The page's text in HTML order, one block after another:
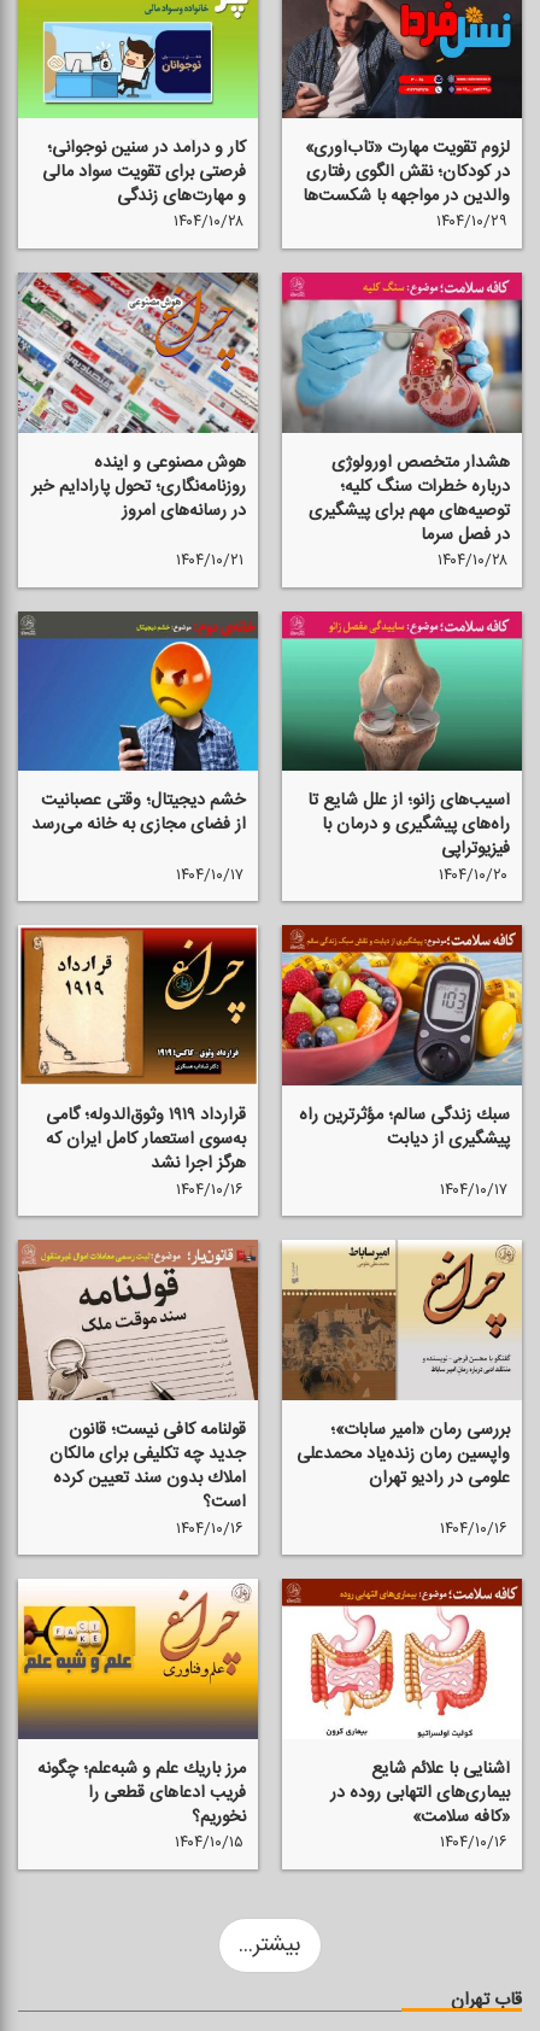
لزوم تقویت مهارت «تاب‌آوری»
در كودكان؛ نقش الگوی رفتاری
والدین در مواجهه با شكست‌ها
۱۴۰۴/۱۰/۲۹
كار و درآمد در سنین نوجوانی؛
فرصتی برای تقویت سواد مالی
و مهارت‌های زندگی
۱۴۰۴/۱۰/۲۸
هشدار متخصص اورولوژی
درباره خطرات سنگ كلیه؛
توصیه‌های مهم برای پیشگیری
در فصل سرما
۱۴۰۴/۱۰/۲۸
هوش مصنوعی و آینده
روزنامه‌نگاری؛ تحول پارادایم خبر
در رسانه‌های امروز
۱۴۰۴/۱۰/۲۱
آسیب‌های زانو؛ از علل شایع تا
راه‌های پیشگیری و درمان با
فیزیوتراپی
۱۴۰۴/۱۰/۲۰
خشم دیجیتال؛ وقتی عصبانیت
از فضای مجازی به خانه می‌رسد
۱۴۰۴/۱۰/۱۷
سبك زندگی سالم؛ مؤثرترین راه
پیشگیری از دیابت
۱۴۰۴/۱۰/۱۷
قرارداد ۱۹۱۹ وثوق‌الدوله؛ گامی
به‌سوی استعمار كامل ایران كه
هرگز اجرا نشد
۱۴۰۴/۱۰/۱۶
بررسی رمان «امیر سابات»؛
واپسین رمان زنده‌یاد محمدعلی
علومی در رادیو تهران
۱۴۰۴/۱۰/۱۶
قولنامه كافی نیست؛ قانون
جدید چه تكلیفی برای مالكان
املاك بدون سند تعیین كرده
است؟
۱۴۰۴/۱۰/۱۶
آشنایی با علائم شایع
بیماری‌های التهابی روده در
«كافه سلامت»
۱۴۰۴/۱۰/۱۶
مرز باریك علم و شبه‌علم؛ چگونه
فریب ادعاهای قطعی را
نخوریم؟
۱۴۰۴/۱۰/۱۵
بیشتر...
قاب تهران